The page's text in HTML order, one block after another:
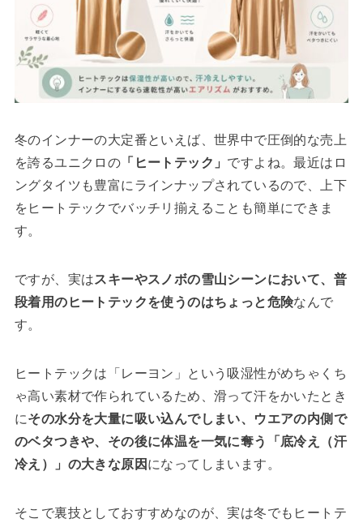
冬のインナーの大定番といえば、世界中で圧倒的な売上
を誇るユニクロの 「ヒートテック」 ですよね。最近はロ
ングタイツも豊富にラインナップされているので、上下
をヒートテックでバッチリ揃えることも簡単にできま
す。
ですが、実はスキーやスノボの雪山シーンにおいて、普
段着用のヒートテックを使うのはちょっと危険なんで
す。
ヒートテックは「レーヨン」という吸湿性がめちゃくち
ゃ高い素材で作られているため、滑って汗をかいたとき
にその水分を大量に吸い込んでしまい、ウエアの内側で
のベタつきや、その後に体温を一気に奪う「底冷え（汗
冷え）」の大きな原因 になってしまいます。
そこで裏技としておすすめなのが、実は冬でもヒートテ